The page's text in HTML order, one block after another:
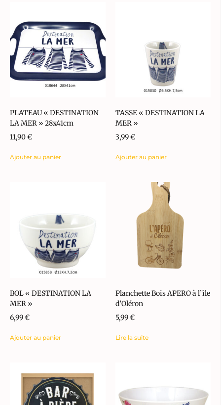
PLATEAU « DESTINATION
LA MER » 28x41cm
11,90€
Ajouter au panier
TASSE « DESTINATION LA
MER »
3,99€
Ajouter au panier
BOL « DESTINATION LA
MER »
6,99€
Ajouter au panier
Planchette Bois APERO à l’île
d’Oléron
5,99€
Lire la suite